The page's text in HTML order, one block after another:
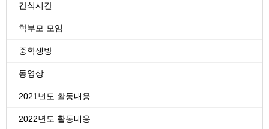
간식시간
학부모 모임
중학생방
동영상
2021년도 활동내용
2022년도 활동내용